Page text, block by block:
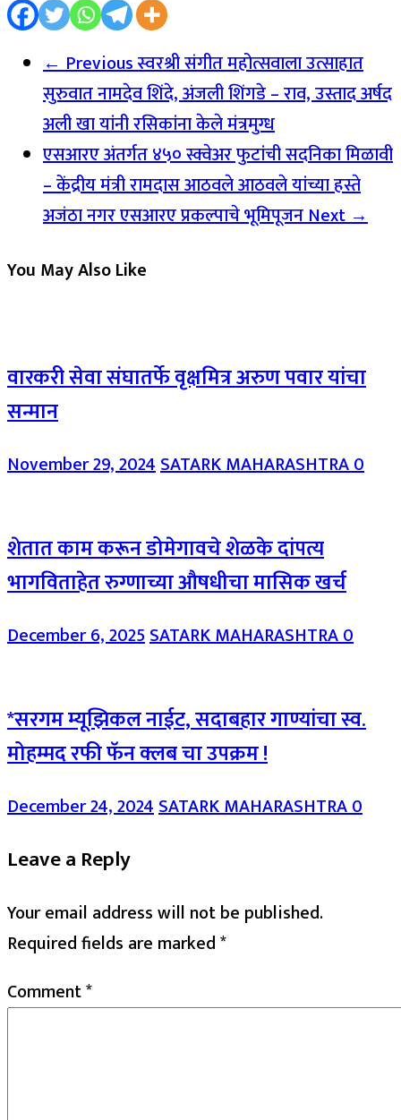
← Previousस्वरश्री संगीत महोत्सवाला उत्साहात
सुरुवात नामदेव शिंदे, अंजली शिंगडे – राव, उस्ताद अर्षद
अली खा यांनी रसिकांना केले मंत्रमुग्ध
एसआरए अंतर्गत ४५० स्क्वेअर फुटांची सदनिका मिळावी
– केंद्रीय मंत्री रामदास आठवले आठवले यांच्या हस्ते
अजंठा नगर एसआरए प्रकल्पाचे भूमिपूजनNext →
You May Also Like
वारकरी सेवा संघातर्फे वृक्षमित्र अरुण पवार यांचा
सन्मान
November 29, 2024SATARK MAHARASHTRA0
शेतात काम करून डोमेगावचे शेळके दांपत्य
भागविताहेत रुग्णाच्या औषधीचा मासिक खर्च
December 6, 2025SATARK MAHARASHTRA0
*सरगम म्यूझिकल नाईट, सदाबहार गाण्यांचा स्व.
मोहम्मद रफी फॅन क्लब चा उपक्रम !
December 24, 2024SATARK MAHARASHTRA0
Leave a Reply
Your email address will not be published.
Required fields are marked*
Comment*